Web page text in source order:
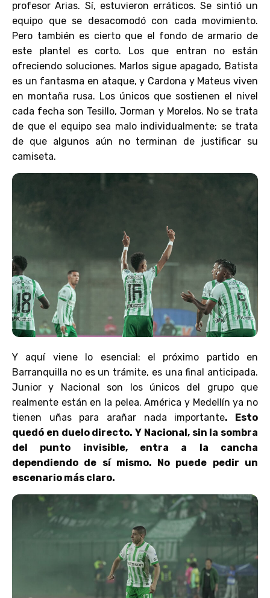
profesor Arias. Sí, estuvieron erráticos. Se sintió un
equipo que se desacomodó con cada movimiento.
Pero también es cierto que el fondo de armario de
este plantel es corto. Los que entran no están
ofreciendo soluciones. Marlos sigue apagado, Batista
es un fantasma en ataque, y Cardona y Mateus viven
en montaña rusa. Los únicos que sostienen el nivel
cada fecha son Tesillo, Jorman y Morelos. No se trata
de que el equipo sea malo individualmente; se trata
de que algunos aún no terminan de justificar su
camiseta.
Y aquí viene lo esencial: el próximo partido en
Barranquilla no es un trámite, es una final anticipada.
Junior y Nacional son los únicos del grupo que
realmente están en la pelea. América y Medellín ya no
tienen uñas para arañar nada importante. Esto
quedó en duelo directo. Y Nacional, sin la sombra
del punto invisible, entra a la cancha
dependiendo de sí mismo. No puede pedir un
escenario más claro.